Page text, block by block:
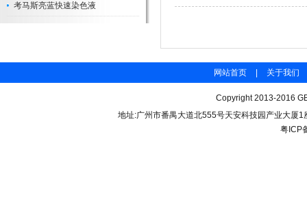
考马斯亮蓝快速染色液
网站首页 关于我们
Copyright 2013-2016
地址:广州市番禺大道北555号天安科技园产业大厦
粤ICP